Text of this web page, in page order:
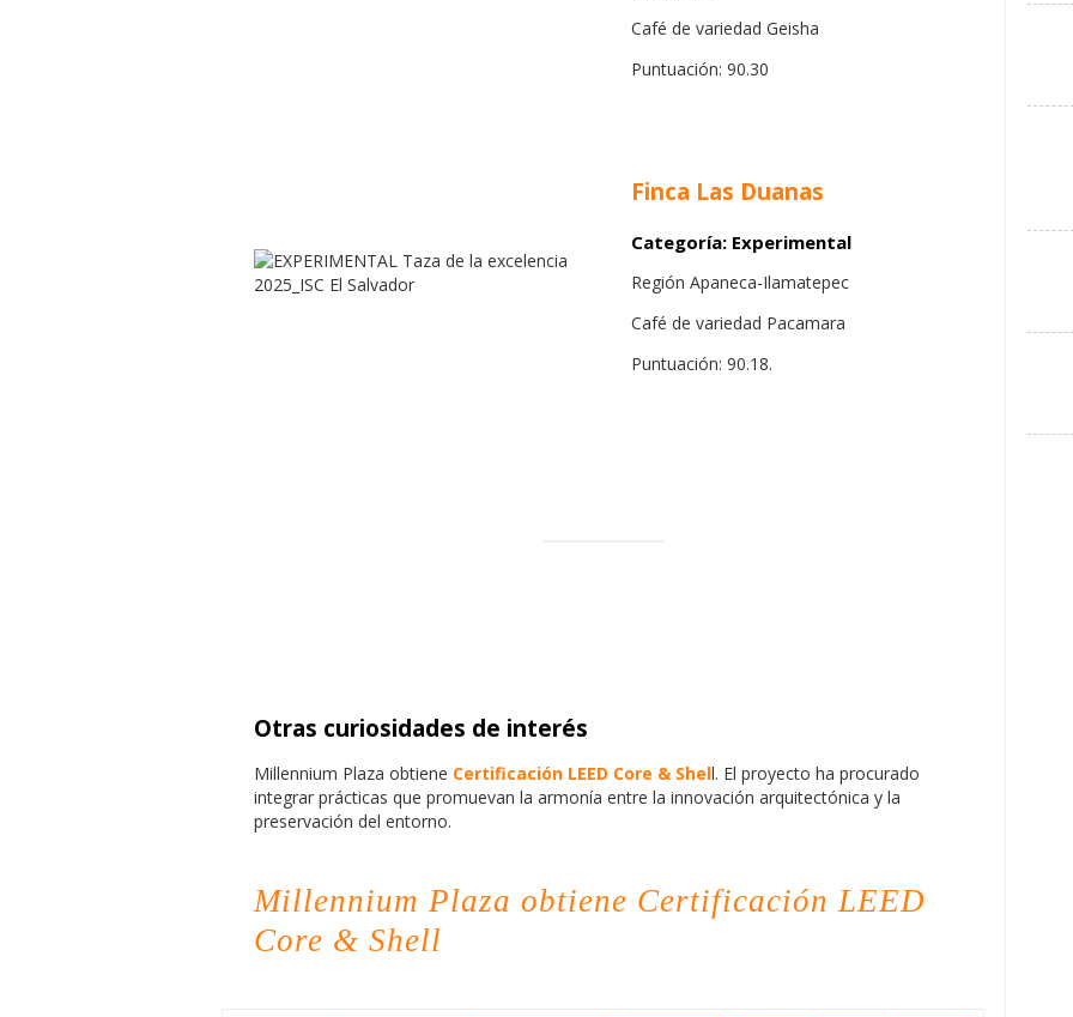
Café de variedad Geisha
Puntuación: 90.30
Finca Las Duanas
Categoría: Experimental
Región Apaneca-Ilamatepec
Café de variedad Pacamara
Puntuación: 90.18.
Otras curiosidades de interés
Millennium Plaza obtiene Certificación LEED Core & Shell. El proyecto ha procurado
integrar prácticas que promuevan la armonía entre la innovación arquitectónica y la
preservación del entorno.
Millennium Plaza obtiene Certificación LEED
Core & Shell